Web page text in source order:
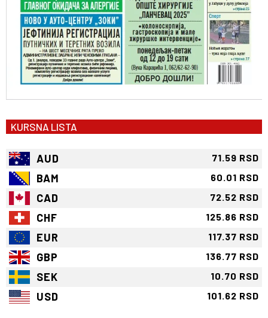
KURSNA LISTA
AUD 71.59 RSD
BAM 60.01 RSD
CAD 72.52 RSD
CHF 125.86 RSD
EUR 117.37 RSD
GBP 136.77 RSD
SEK 10.70 RSD
USD 101.62 RSD